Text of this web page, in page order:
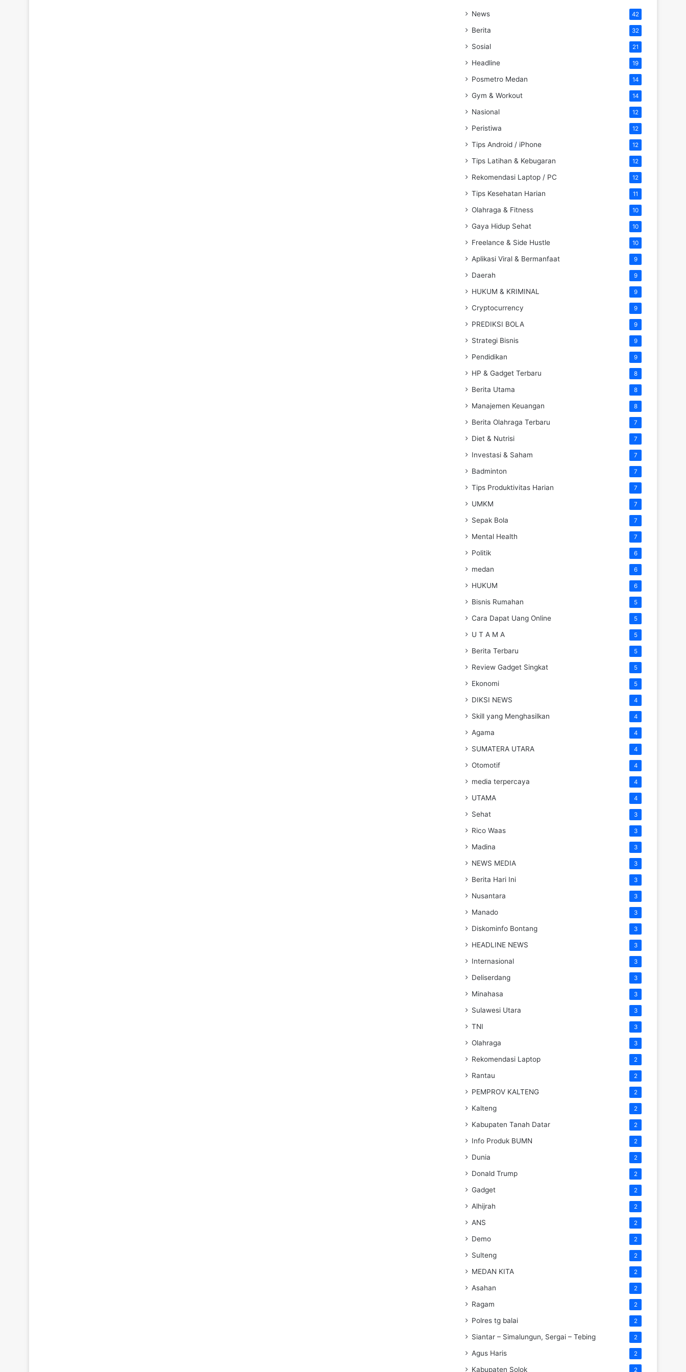
News 42
Berita 32
Sosial 21
Headline 19
Posmetro Medan 14
Gym & Workout 14
Nasional 12
Peristiwa 12
Tips Android / iPhone 12
Tips Latihan & Kebugaran 12
Rekomendasi Laptop / PC 12
Tips Kesehatan Harian 11
Olahraga & Fitness 10
Gaya Hidup Sehat 10
Freelance & Side Hustle 10
Aplikasi Viral & Bermanfaat 9
Daerah 9
HUKUM & KRIMINAL 9
Cryptocurrency 9
PREDIKSI BOLA 9
Strategi Bisnis 9
Pendidikan 9
HP & Gadget Terbaru 8
Berita Utama 8
Manajemen Keuangan 8
Berita Olahraga Terbaru 7
Diet & Nutrisi 7
Investasi & Saham 7
Badminton 7
Tips Produktivitas Harian 7
UMKM 7
Sepak Bola 7
Mental Health 7
Politik 6
medan 6
HUKUM 6
Bisnis Rumahan 5
Cara Dapat Uang Online 5
U T A M A 5
Berita Terbaru 5
Review Gadget Singkat 5
Ekonomi 5
DIKSI NEWS 4
Skill yang Menghasilkan 4
Agama 4
SUMATERA UTARA 4
Otomotif 4
media terpercaya 4
UTAMA 4
Sehat 3
Rico Waas 3
Madina 3
NEWS MEDIA 3
Berita Hari Ini 3
Nusantara 3
Manado 3
Diskominfo Bontang 3
HEADLINE NEWS 3
Internasional 3
Deliserdang 3
Minahasa 3
Sulawesi Utara 3
TNI 3
Olahraga 3
Rekomendasi Laptop 2
Rantau 2
PEMPROV KALTENG 2
Kalteng 2
Kabupaten Tanah Datar 2
Info Produk BUMN 2
Dunia 2
Donald Trump 2
Gadget 2
Alhijrah 2
ANS 2
Demo 2
Sulteng 2
MEDAN KITA 2
Asahan 2
Ragam 2
Polres tg balai 2
Siantar – Simalungun, Sergai – Tebing 2
Agus Haris 2
Kabupaten Solok 2